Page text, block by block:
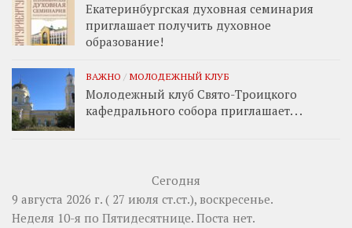
Екатеринбургская духовная семинария
приглашает получить духовное
образование!
ВАЖНО / МОЛОДЕЖНЫЙ КЛУБ
Молодежный клуб Свято-Троицкого
кафедрального собора приглашает. . .
Сегодня
9 августа 2026 г. ( 27 июля ст.ст.), воскресенье.
Неделя 10-я по Пятидесятнице. Поста нет.